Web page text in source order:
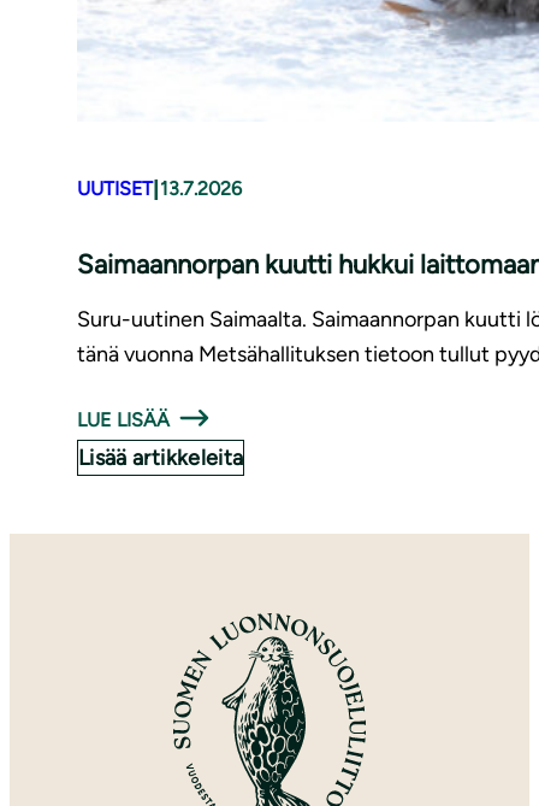
UUTISET| 13.7.2026
Saimaannorpan kuutti hukkui
Suru-uutinen Saimaalta. Saimaannorpan kuutti
tänä vuonna Metsähallituksen tietoon tullut
LUE LISÄÄ
Lisää artikkeleita